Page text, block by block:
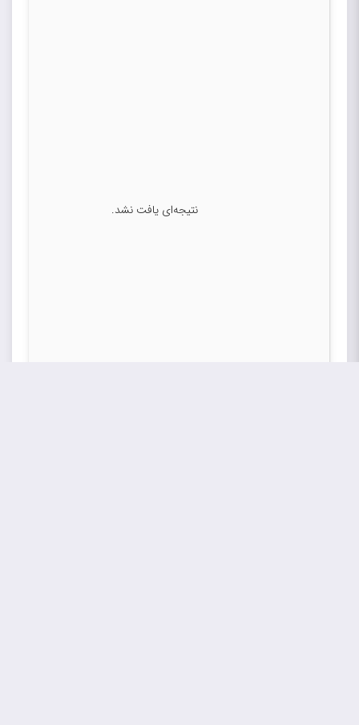
نتیجه‌ای یافت نشد.